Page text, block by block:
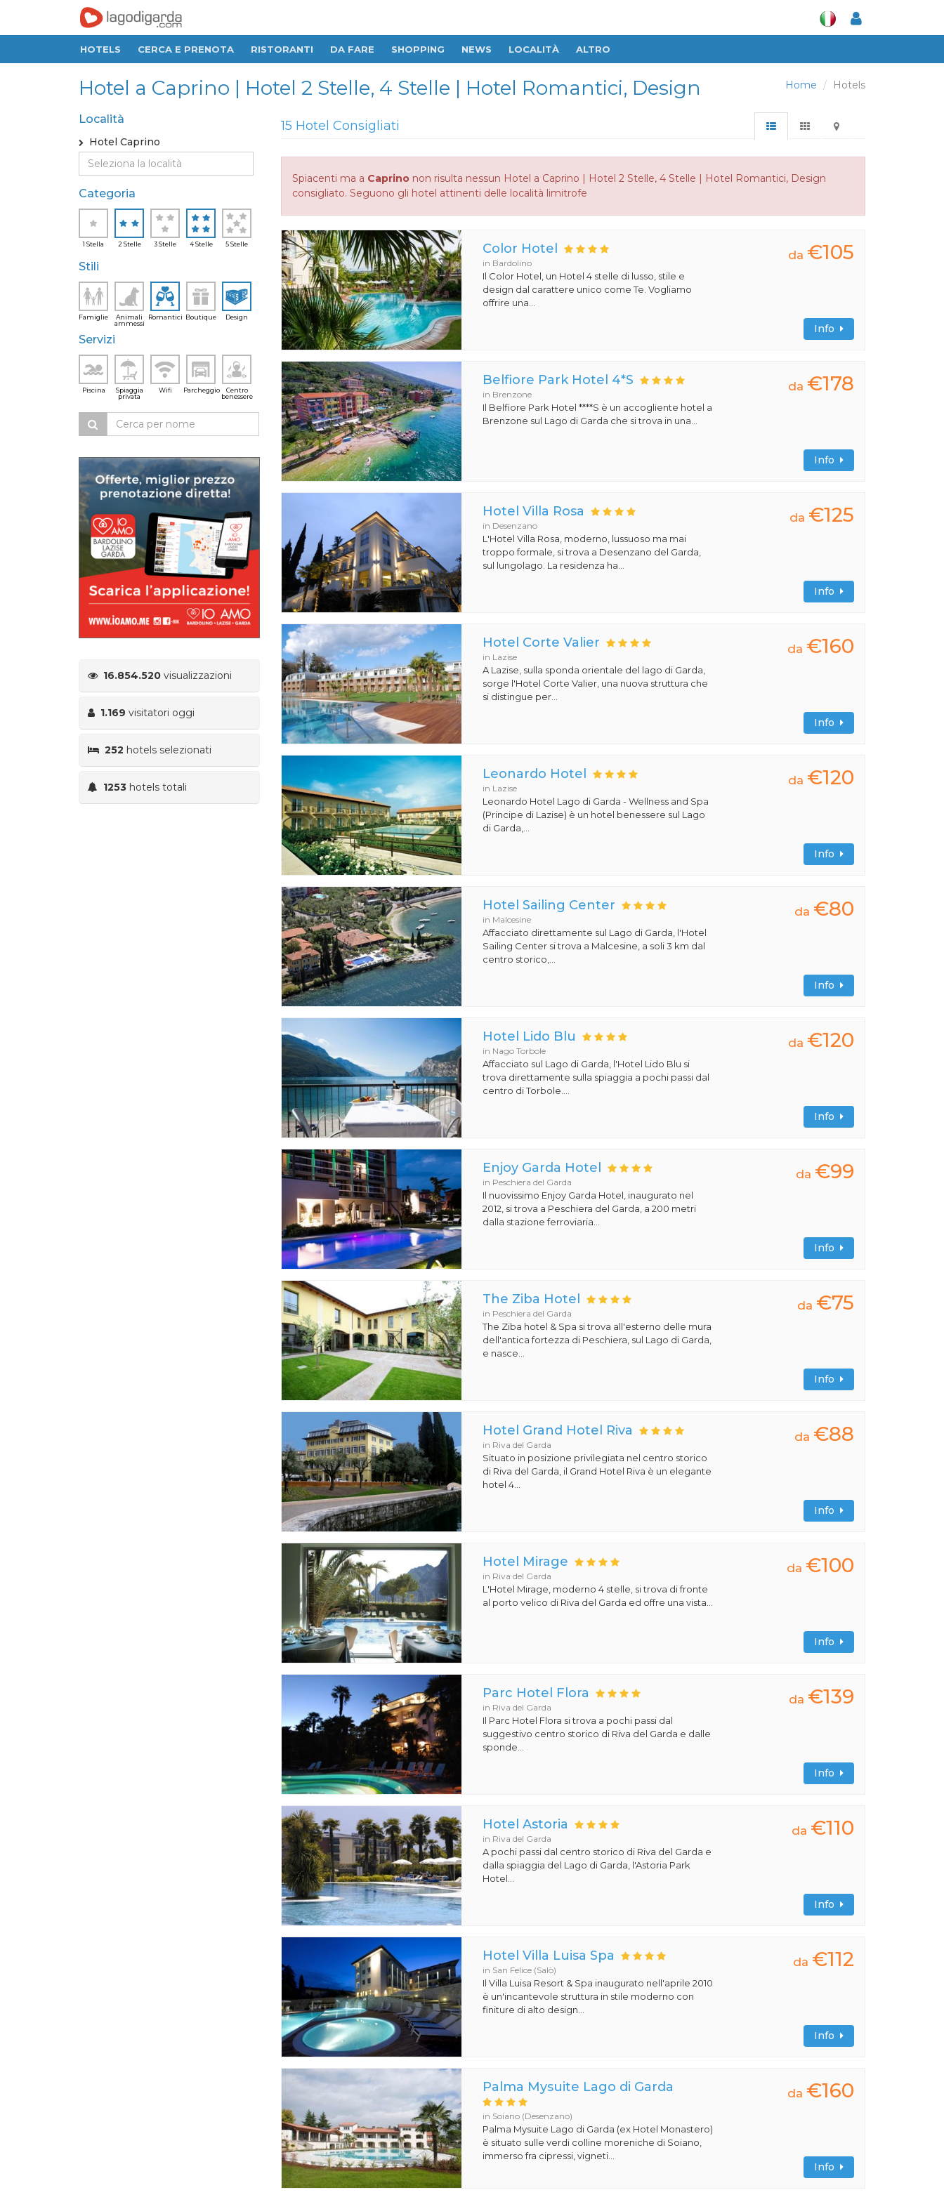
HOTELS CERCA E PRENOTA RISTORANTI DA FARE SHOPPING NEWS LOCALITÀ ALTRO
Home Hotels
Hotel a Caprino | Hotel 2 Stelle, 4 Stelle | Hotel Romantici, Design
Località
Hotel Caprino
Categoria
1 Stella 2 Stelle 3 Stelle 4 Stelle 5 Stelle
Stili
Famiglie
Animali
ammessi
Romantici Boutique Design
Servizi
Piscina
Spiaggia
privata
Wifi Parcheggio
Centro
benessere
16.854.520 visualizzazioni
1.169 visitatori oggi
252 hotels selezionati
1253 hotels totali
15 Hotel Consigliati
Spiacenti ma a Caprinonon risulta nessun Hotel a Caprino | Hotel 2 Stelle, 4 Stelle | Hotel Romantici, Design
consigliato. Seguono gli hotel attinenti delle località limitrofe
Color Hotel
in Bardolino
Il Color Hotel, un Hotel 4 stelle di lusso, stile e
design dal carattere unico come Te. Vogliamo
offrire una...
da €105
Info
Belfiore Park Hotel 4*S
in Brenzone
Il Belfiore Park Hotel ****S è un accogliente hotel a
Brenzone sul Lago di Garda che si trova in una...
da €178
Info
Hotel Villa Rosa
in Desenzano
L'Hotel Villa Rosa, moderno, lussuoso ma mai
troppo formale, si trova a Desenzano del Garda,
sul lungolago. La residenza ha...
da €125
Info
Hotel Corte Valier
in Lazise
A Lazise, sulla sponda orientale del lago di Garda,
sorge l'Hotel Corte Valier, una nuova struttura che
si distingue per...
da €160
Info
Leonardo Hotel
in Lazise
Leonardo Hotel Lago di Garda - Wellness and Spa
(Principe di Lazise) è un hotel benessere sul Lago
di Garda,...
da €120
Info
Hotel Sailing Center
in Malcesine
Affacciato direttamente sul Lago di Garda, l'Hotel
Sailing Center si trova a Malcesine, a soli 3 km dal
centro storico,...
da €80
Info
Hotel Lido Blu
in Nago Torbole
Affacciato sul Lago di Garda, l'Hotel Lido Blu si
trova direttamente sulla spiaggia a pochi passi dal
centro di Torbole....
da €120
Info
Enjoy Garda Hotel
in Peschiera del Garda
Il nuovissimo Enjoy Garda Hotel, inaugurato nel
2012, si trova a Peschiera del Garda, a 200 metri
dalla stazione ferroviaria...
da €99
Info
The Ziba Hotel
in Peschiera del Garda
The Ziba hotel & Spa si trova all'esterno delle mura
dell'antica fortezza di Peschiera, sul Lago di Garda,
e nasce...
da €75
Info
Hotel Grand Hotel Riva
in Riva del Garda
Situato in posizione privilegiata nel centro storico
di Riva del Garda, il Grand Hotel Riva è un elegante
hotel 4...
da €88
Info
Hotel Mirage
in Riva del Garda
L'Hotel Mirage, moderno 4 stelle, si trova di fronte
al porto velico di Riva del Garda ed offre una vista...
da €100
Info
Parc Hotel Flora
in Riva del Garda
Il Parc Hotel Flora si trova a pochi passi dal
suggestivo centro storico di Riva del Garda e dalle
sponde...
da €139
Info
Hotel Astoria
in Riva del Garda
A pochi passi dal centro storico di Riva del Garda e
dalla spiaggia del Lago di Garda, l'Astoria Park
Hotel...
da €110
Info
Hotel Villa Luisa Spa
in San Felice (Salò)
Il Villa Luisa Resort & Spa inaugurato nell'aprile 2010
è un'incantevole struttura in stile moderno con
finiture di alto design...
da €112
Info
Palma Mysuite Lago di Garda
in Soiano (Desenzano)
Palma Mysuite Lago di Garda (ex Hotel Monastero)
è situato sulle verdi colline moreniche di Soiano,
immerso fra cipressi, vigneti...
da €160
Info